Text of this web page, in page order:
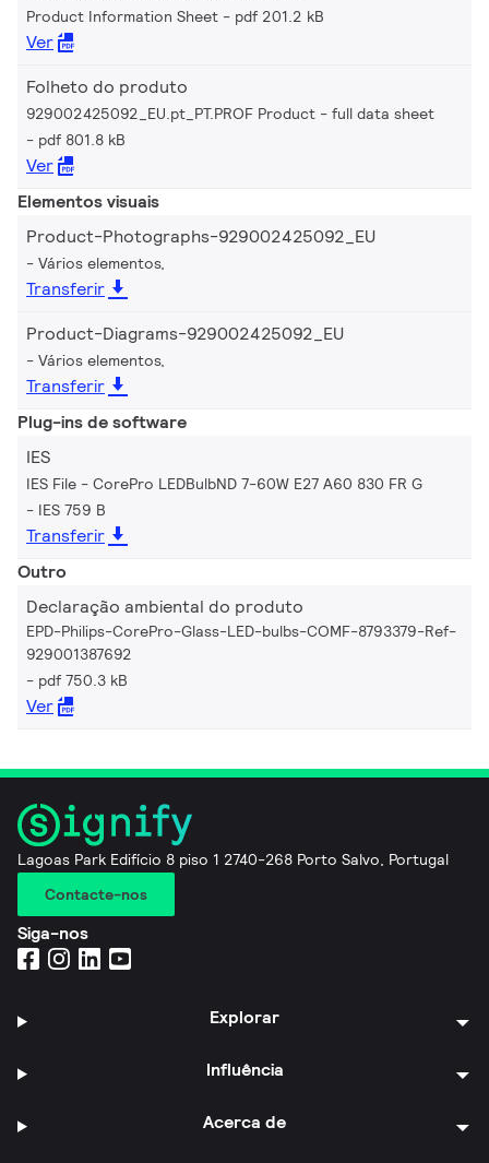
Product Information Sheet pdf 201.2 kB
Ver
Folheto do produto
929002425092_EU.pt_PT.PROF Product - full data sheet
pdf 801.8 kB
Ver
Elementos visuais
Product-Photographs-929002425092_EU
Vários elementos,
Transferir
Product-Diagrams-929002425092_EU
Vários elementos,
Transferir
Plug-ins de software
IES
IES File - CorePro LEDBulbND 7-60W E27 A60 830 FR G
IES 759 B
Transferir
Outro
Declaração ambiental do produto
EPD-Philips-CorePro-Glass-LED-bulbs-COMF-8793379-Ref-
929001387692
pdf 750.3 kB
Ver
Lagoas Park Edifício 8 piso 1 2740-268 Porto Salvo, Portugal
Contacte-nos
Siga-nos
Explorar
Influência
Acerca de